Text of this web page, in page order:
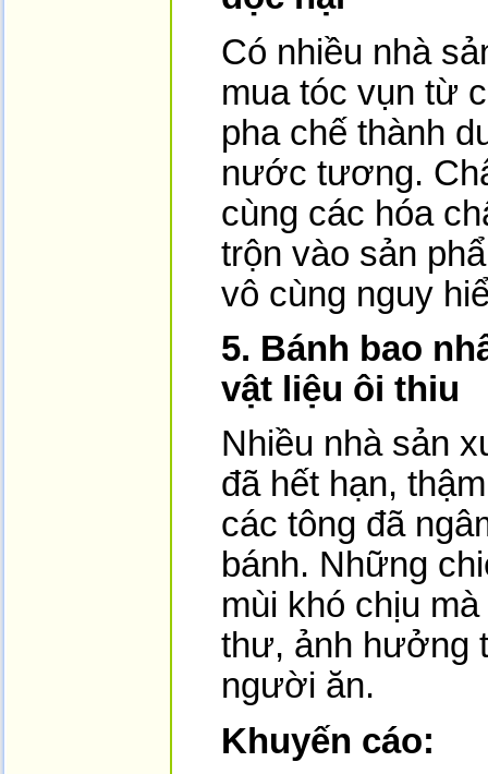
Có nhiều nhà
mua tóc vụn từ
pha chế thành
nước tương.
cùng các hóa
trộn vào sản
vô cùng nguy
5. Bánh bao
vật liệu ôi thiu
Nhiều nhà sản
đã hết hạn,
các tông đã
bánh. Những
mùi khó chịu
thư, ảnh hưởng
người ăn.
Khuyến cáo: